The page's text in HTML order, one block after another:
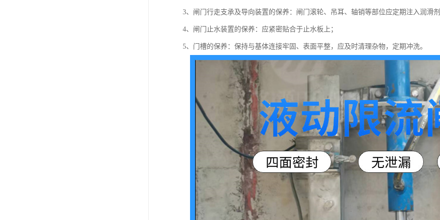
3、闸门行走支承及导向装置的保养：闸门滚轮、吊耳、轴销等部位应定期注入润滑
4、闸门止水装置的保养：应紧密贴合于止水板上；
5、门槽的保养：保持与基体连接牢固、表面平整，应及时清理杂物，定期冲洗。